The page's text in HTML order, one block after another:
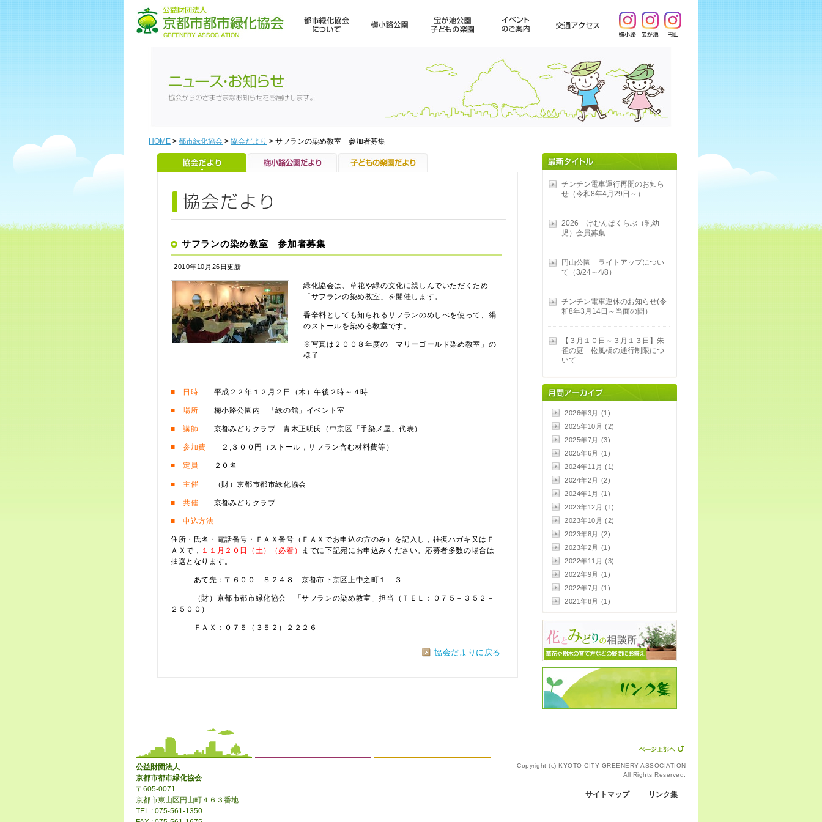
HOME > 都市緑化協会 > 協会だより > サフランの染め教室 参加者募集
サフランの染め教室 参加者募集
2010年10月26日更新
緑化協会は、草花や緑の文化に親しんでいただくため
「サフランの染め教室」を開催します。
香辛料としても知られるサフランのめしべを使って、絹
のストールを染める教室です。
※写真は２００８年度の「マリーゴールド染め教室」の
様子
■ 日時 平成２２年１２月２日（木）午後２時～４時
■ 場所 梅小路公園内 「緑の館」イベント室
■ 講師 京都みどりクラブ 青木正明氏（中京区「手染メ屋」代表）
■ 参加費 ２,３００円（ストール，サフラン含む材料費等）
■ 定員 ２０名
■ 主催 （財）京都市都市緑化協会
■ 共催 京都みどりクラブ
■ 申込方法
住所・氏名・電話番号・ＦＡＸ番号（ＦＡＸでお申込の方のみ）を記入し，往復ハガキ又はＦ
ＡＸで， １１月２０日（土）（必着）
までに下記宛にお申込みください。応募者多数の場合は
抽選となります。
あて先：〒６００－８２４８ 京都市下京区上中之町１－３
（財）京都市都市緑化協会 「サフランの染め教室」担当（ＴＥＬ：０７５－３５２－
２５００）
ＦＡＸ：０７５（３５２）２２２６
協会だよりに戻る
チンチン電車運行再開のお知ら
せ（令和8年4月29日～）
2026 けむんぱくらぶ（乳幼
児）会員募集
円山公園 ライトアップについ
て（3/24～4/8）
チンチン電車運休のお知らせ(令
和8年3月14日～当面の間）
【３月１０日～３月１３日】朱
雀の庭 松風橋の通行制限につ
いて
2026年3月 (1)
2025年10月 (2)
2025年7月 (3)
2025年6月 (1)
2024年11月 (1)
2024年2月 (2)
2024年1月 (1)
2023年12月 (1)
2023年10月 (2)
2023年8月 (2)
2023年2月 (1)
2022年11月 (3)
2022年9月 (1)
2022年7月 (1)
2021年8月 (1)
公益財団法人
京都市都市緑化協会
〒605-0071
京都市東山区円山町４６３番地
TEL : 075-561-1350
Copyright (c) KYOTO CITY GREENERY ASSOCIATION
All Rights Reserved.
サイトマップ リンク集